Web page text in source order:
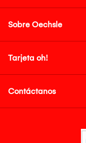
Sobre Oechsle
Tarjeta oh!
Contáctanos